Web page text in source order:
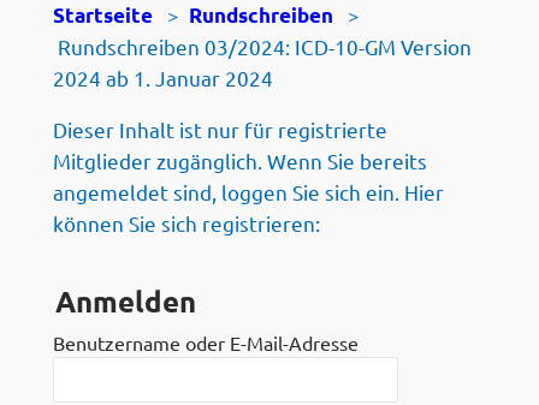
Startseite> Rundschreiben >
Rundschreiben 03/2024: ICD-10-GM Version
2024 ab 1. Januar 2024
Dieser Inhalt ist nur für registrierte
Mitglieder zugänglich. Wenn Sie bereits
angemeldet sind, loggen Sie sich ein. Hier
können Sie sich registrieren:
Anmelden
Benutzername oder E-Mail-Adresse